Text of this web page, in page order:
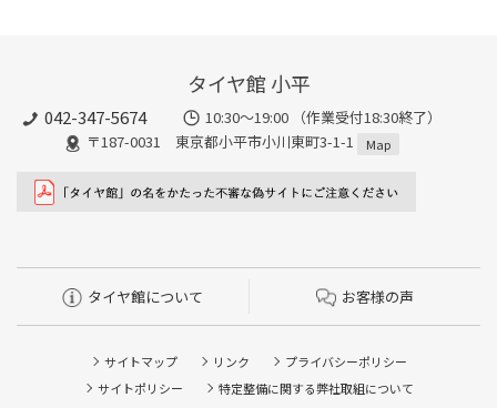
タイヤ館 小平
042-347-5674
10:30～19:00 （作業受付18:30終了）
〒187-0031 東京都小平市小川東町3-1-1
Map
タイヤ館について お客様の声
サイトマップ リンク
プライバシーポリシー
サイトポリシー
特定整備に関する弊社取組について